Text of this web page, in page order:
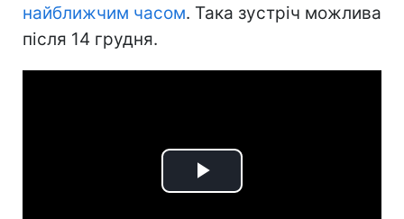
найближчим часом. Така зустріч можлива
після 14 грудня.
Play